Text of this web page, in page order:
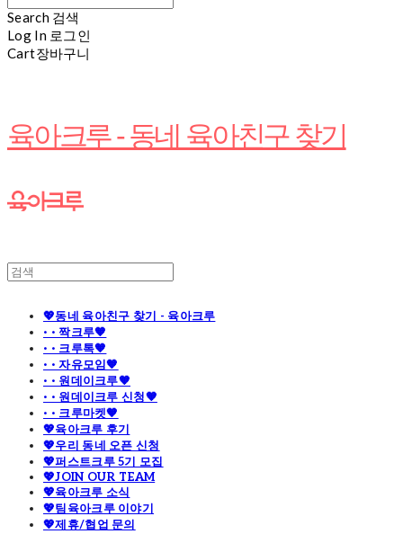
Search 검색
Log In 로그인
Cart장바구니
육아크루 - 동네 육아친구 찾기
💖동네 육아친구 찾기 - 육아크루
· · 짝크루🧡
· · 크루톡🧡
· · 자유모임🧡
· · 원데이크루🧡
· · 원데이크루 신청🧡
· · 크루마켓🧡
💖육아크루 후기
💖우리 동네 오픈 신청
💖퍼스트크루 5기 모집
💖JOIN OUR TEAM
💖육아크루 소식
💖팀육아크루 이야기
💖제휴/협업 문의